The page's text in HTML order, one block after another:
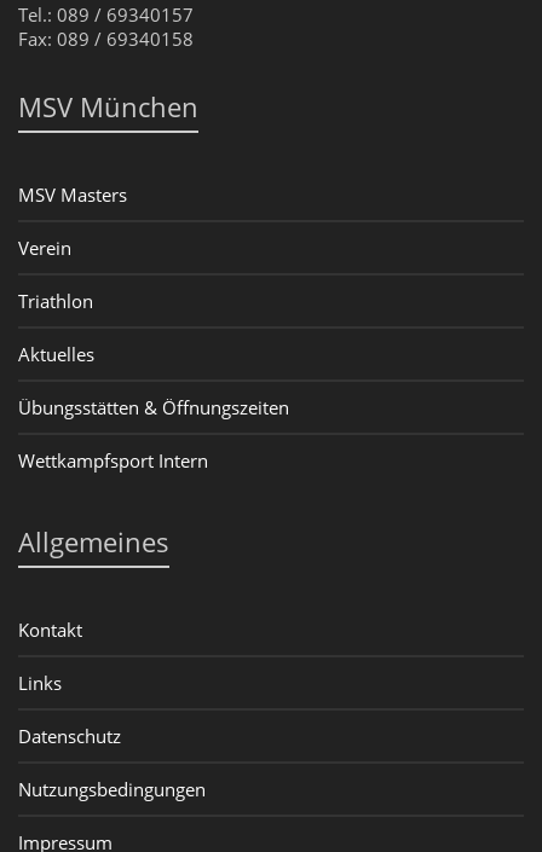
Tel.: 089 / 69340157
Fax: 089 / 69340158
MSV München
MSV Masters
Verein
Triathlon
Aktuelles
Übungsstätten & Öffnungszeiten
Wettkampfsport Intern
Allgemeines
Kontakt
Links
Datenschutz
Nutzungsbedingungen
Impressum